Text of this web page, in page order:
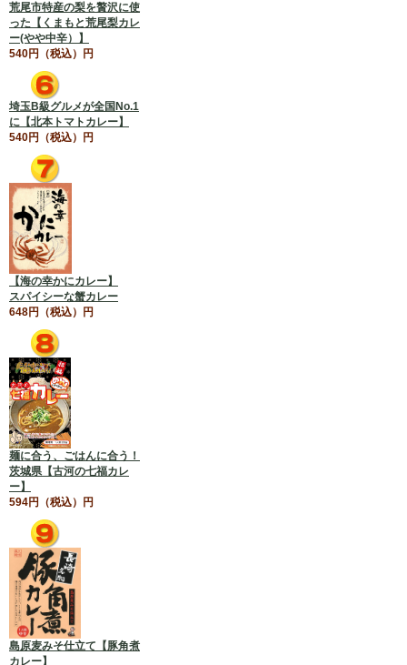
荒尾市特産の梨を贅沢に使
った【くまもと荒尾梨カレ
ー(やや中辛）】
540円（税込）円
埼玉B級グルメが全国No.1
に【北本トマトカレー】
540円（税込）円
【海の幸かにカレー】
スパイシーな蟹カレー
648円（税込）円
麺に合う、ごはんに合う！
茨城県【古河の七福カレ
ー】
594円（税込）円
島原麦みそ仕立て【豚角煮
カレー】